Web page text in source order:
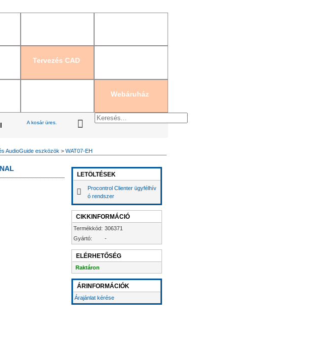
Tervezés CAD
Webáruház
A kosár üres.
AudioGuide eszközök > WAT07-EH
LETÖLTÉSEK
Procontrol Clienter ügyfélhív
ó rendszer
CIKKINFORMÁCIÓ
Termékkód: 306371
Gyártó:
-
ELÉRHETŐSÉG
Raktáron
ÁRINFORMÁCIÓK
Árajánlat kérése